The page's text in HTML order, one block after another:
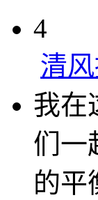
4
清
我在
们一
的平